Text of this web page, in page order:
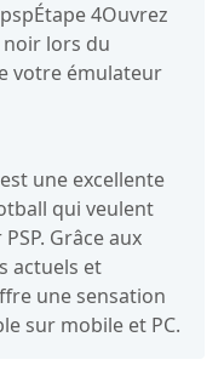
4Ouvrez
noir lors du
votre émulateur
est une excellente
qui veulent
Grâce aux
actuels et
une sensation
sur mobile et PC.